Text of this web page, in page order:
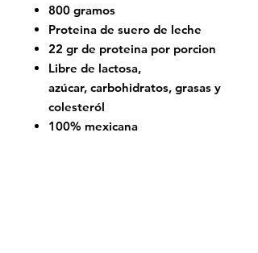
800 gramos
Proteina de suero de leche
22 gr de proteina por porcion
Libre de lactosa,
azúcar, carbohidratos, grasas y
colesteról
100% mexicana